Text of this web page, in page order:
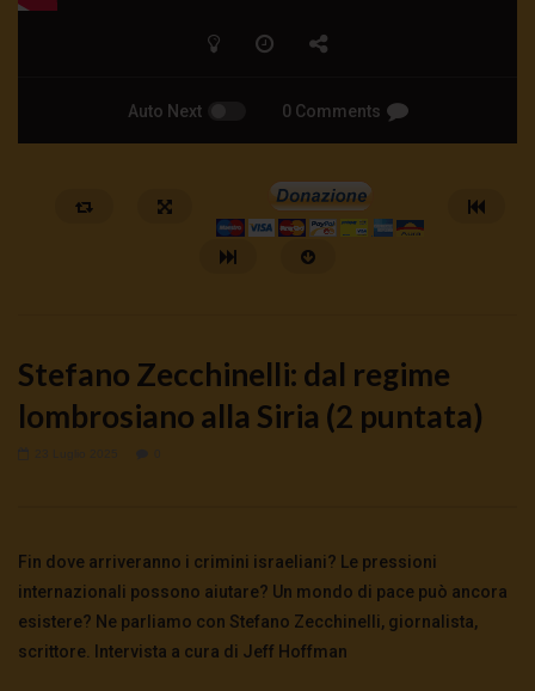
Auto Next 0 Comments
5 Agosto 2026 - LUD:4 Agosto 2026
0
121 0 0
0
132
Stefano Zecchinelli: dal regime
lombrosiano alla Siria (2 puntata)
Fin dove arriveranno i crimini israeliani? Le pressioni
internazionali possono aiutare? Un mondo di pace può ancora
esistere? Ne parliamo con Stefano Zecchinelli, giornalista,
scrittore. Intervista a cura di Jeff Hoffman